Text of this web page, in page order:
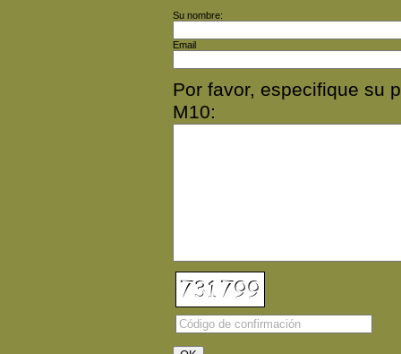
Su nombre:
Email
Por favor, especifique su
M10: